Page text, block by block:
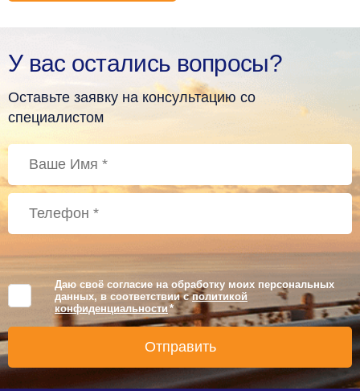
У вас остались вопросы?
Оставьте заявку на консультацию со
специалистом
Даю своё согласие на обработку моих персональных
данных, в соответствии сполитикой
конфиденциальности *